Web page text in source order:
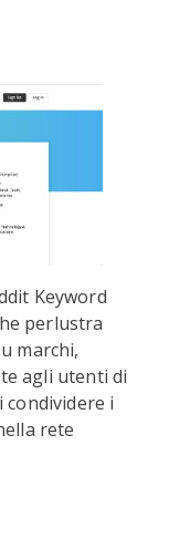
Keyword
perlustra
marchi,
agli utenti di
condividere i
rete